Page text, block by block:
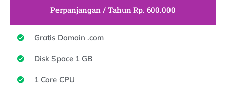
Perpanjangan / Tahun Rp. 600.000
Gratis Domain .com
Disk Space 1 GB
1 Core CPU